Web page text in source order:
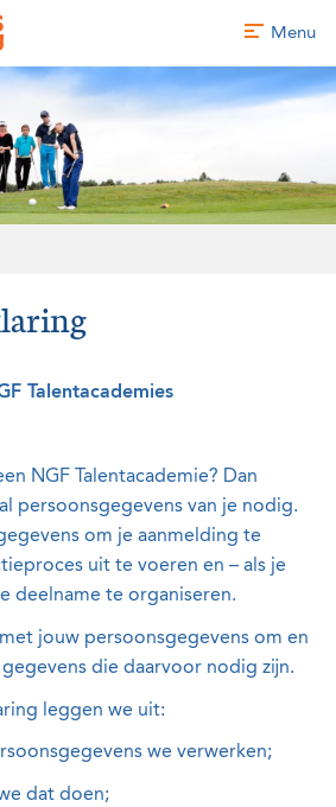
Menu
Talentacademies
NGF Talentacademie? Dan
persoonsgegevens van je nodig.
om je aanmelding te
uit te voeren en – als je
deelname te organiseren.
jouw persoonsgegevens om en
die daarvoor nodig zijn.
leggen we uit:
we verwerken;
dat doen;